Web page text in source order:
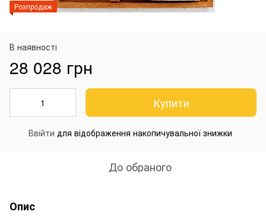
Розпродаж
В наявності
28 028 грн
Купити
Ввійти для відображення накопичувальної знижки
До обраного
Опис